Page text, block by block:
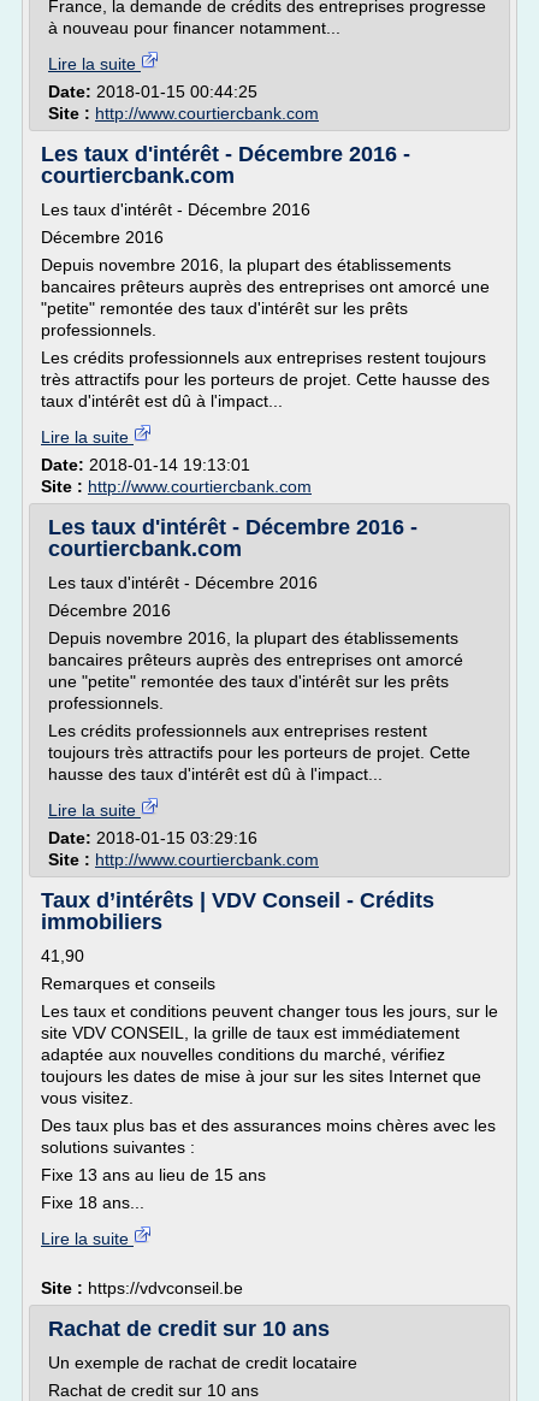
France, la demande de crédits des entreprises progresse
à nouveau pour financer notamment...
Lire la suite
Date: 2018-01-15 00:44:25
Site : http://www.courtiercbank.com
Les taux d'intérêt - Décembre 2016 -
courtiercbank.com
Les taux d'intérêt - Décembre 2016
Décembre 2016
Depuis novembre 2016, la plupart des établissements
bancaires prêteurs auprès des entreprises ont amorcé une
"petite" remontée des taux d'intérêt sur les prêts
professionnels.
Les crédits professionnels aux entreprises restent toujours
très attractifs pour les porteurs de projet. Cette hausse des
taux d'intérêt est dû à l'impact...
Lire la suite
Date: 2018-01-14 19:13:01
Site : http://www.courtiercbank.com
Les taux d'intérêt - Décembre 2016 -
courtiercbank.com
Les taux d'intérêt - Décembre 2016
Décembre 2016
Depuis novembre 2016, la plupart des établissements
bancaires prêteurs auprès des entreprises ont amorcé
une "petite" remontée des taux d'intérêt sur les prêts
professionnels.
Les crédits professionnels aux entreprises restent
toujours très attractifs pour les porteurs de projet. Cette
hausse des taux d'intérêt est dû à l'impact...
Lire la suite
Date: 2018-01-15 03:29:16
Site : http://www.courtiercbank.com
Taux d’intérêts | VDV Conseil - Crédits
immobiliers
41,90
Remarques et conseils
Les taux et conditions peuvent changer tous les jours, sur le
site VDV CONSEIL, la grille de taux est immédiatement
adaptée aux nouvelles conditions du marché, vérifiez
toujours les dates de mise à jour sur les sites Internet que
vous visitez.
Des taux plus bas et des assurances moins chères avec les
solutions suivantes :
Fixe 13 ans au lieu de 15 ans
Fixe 18 ans...
Lire la suite
Site : https://vdvconseil.be
Rachat de credit sur 10 ans
Un exemple de rachat de credit locataire
Rachat de credit sur 10 ans